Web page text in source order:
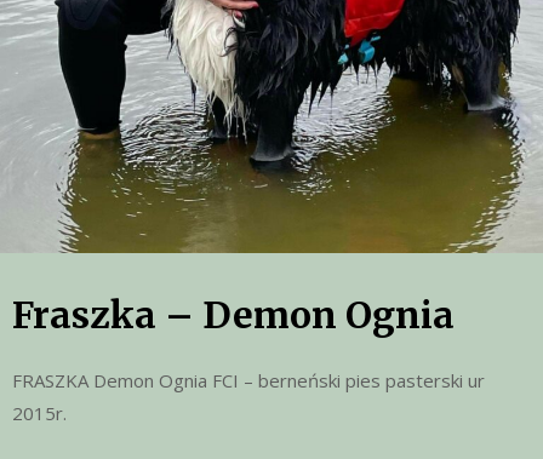
Fraszka – Demon Ognia
FRASZKA Demon Ognia FCI – berneński pies pasterski ur
2015r.